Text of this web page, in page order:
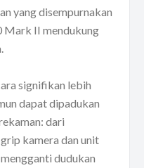
yang disempurnakan
Mark II mendukung
signifikan lebih
dapat dipadukan
dari
kamera dan unit
dudukan